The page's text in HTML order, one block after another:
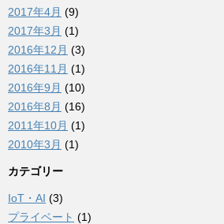
2017年4月 (9)
2017年3月 (1)
2016年12月 (3)
2016年11月 (1)
2016年9月 (10)
2016年8月 (16)
2011年10月 (1)
2010年3月 (1)
カテゴリー
IoT・AI (3)
プライベート (1)